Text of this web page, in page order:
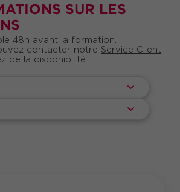
SUR LES
48h avant la formation.
contacter notre Service Client
de la disponibilité.